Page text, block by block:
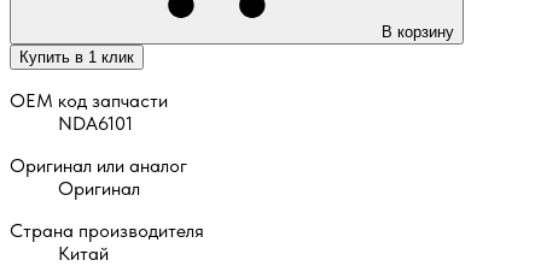
В корзину
Купить в 1 клик
OEM код запчасти
NDA6101
Оригинал или аналог
Оригинал
Страна производителя
Китай